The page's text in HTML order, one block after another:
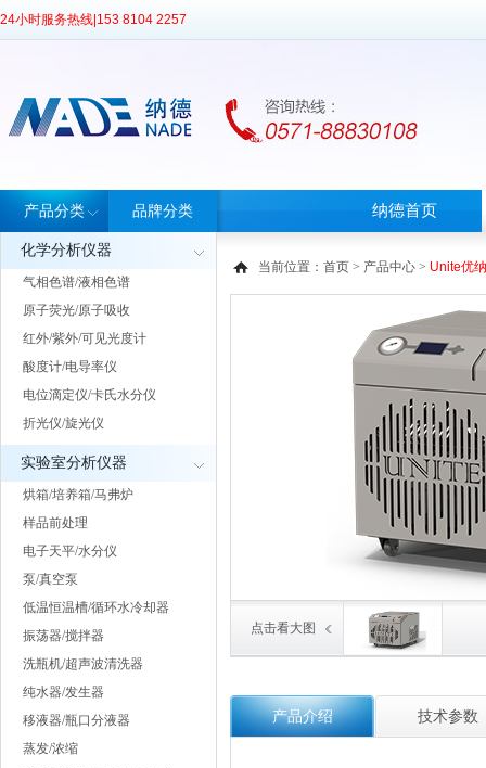
24小时服务热线| 153 8104 2257
产品分类
化学分析仪器
气相色谱/液相色谱
原子荧光/原子吸收
红外/紫外/可见光度计
酸度计/电导率仪
电位滴定仪/卡氏水分仪
折光仪/旋光仪
实验室分析仪器
烘箱/培养箱/马弗炉
样品前处理
电子天平/水分仪
泵/真空泵
低温恒温槽/循环水冷却器
振荡器/搅拌器
洗瓶机/超声波清洗器
纯水器/发生器
移液器/瓶口分液器
蒸发/浓缩
品牌分类 纳德首页
当前位置： 首页 > 产品中心 > Unite优
点击看大图
产品介绍 技术参数